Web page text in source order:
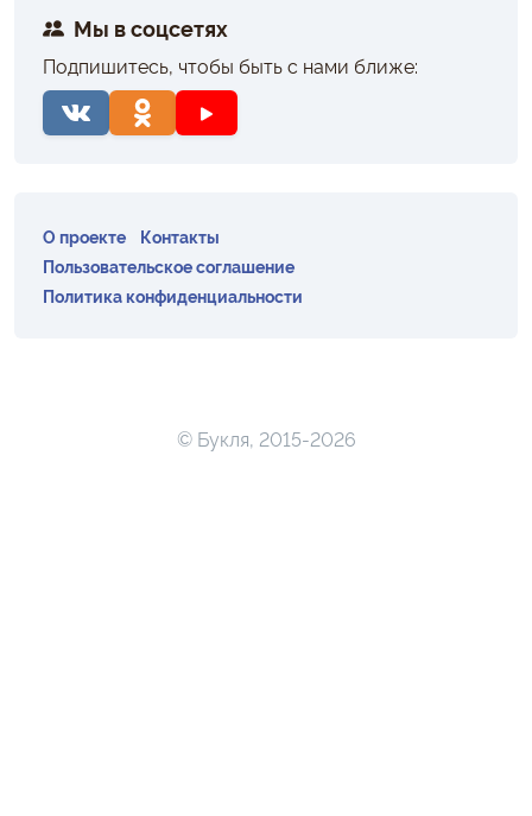
Мы в соцсетях
Подпишитесь, чтобы быть с нами ближе:
О проекте
Контакты
Пользовательское соглашение
Политика конфиденциальности
© Букля, 2015-2026